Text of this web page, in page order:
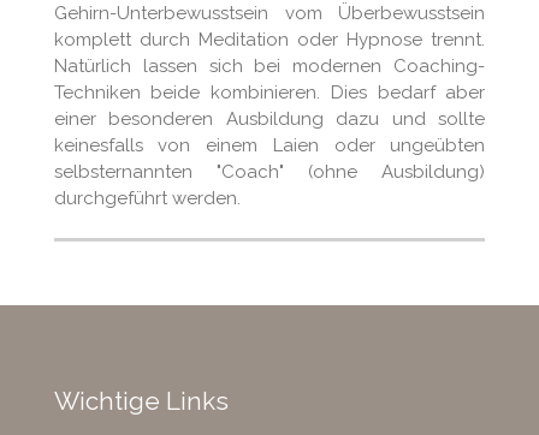
Gehirn-Unterbewusstsein vom Überbewusstsein
komplett durch Meditation oder Hypnose trennt.
Natürlich lassen sich bei modernen Coaching-
Techniken beide kombinieren. Dies bedarf aber
einer besonderen Ausbildung dazu und sollte
keinesfalls von einem Laien oder ungeübten
selbsternannten "Coach" (ohne Ausbildung)
durchgeführt werden.
Wichtige Links